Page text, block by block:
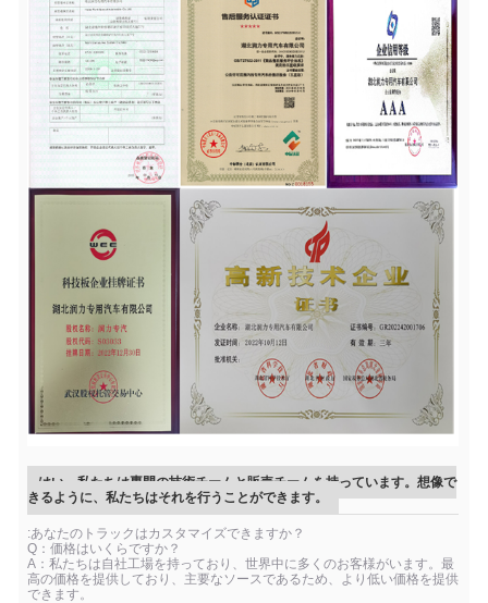
はい、私たちは専門の技術チームと販売チームを持っています。想像で
きるように、私たちはそれを行うことができます。
:あなたのトラックはカスタマイズできますか？
Q：価格はいくらですか？
A：私たちは自社工場を持っており、世界中に多くのお客様がいます。最
高の価格を提供しており、主要なソースであるため、より低い価格を提供
できます。